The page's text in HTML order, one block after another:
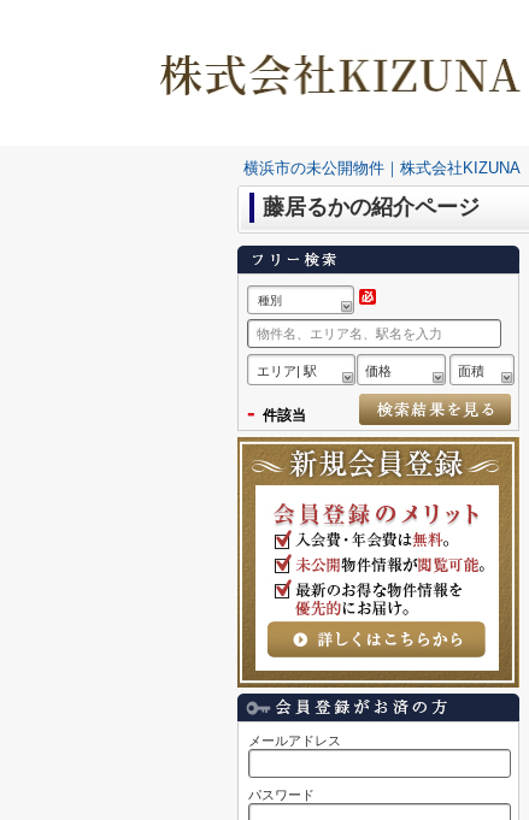
横浜市の未公開物件｜株式会社KIZUNA
藤居るかの紹介ページ
種別
エリア| 駅 価格 面積
- 件該当
メールアドレス
パスワード